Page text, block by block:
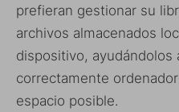
prefieran gestionar su
archivos almacenados
dispositivo, ayudándolos
correctamente
espacio posible.